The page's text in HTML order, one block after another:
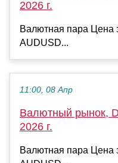
2026 г.
Валютная пара Цена
AUDUSD...
11:00, 08 Апр
Валютный рынок,
2026 г.
Валютная пара Цена